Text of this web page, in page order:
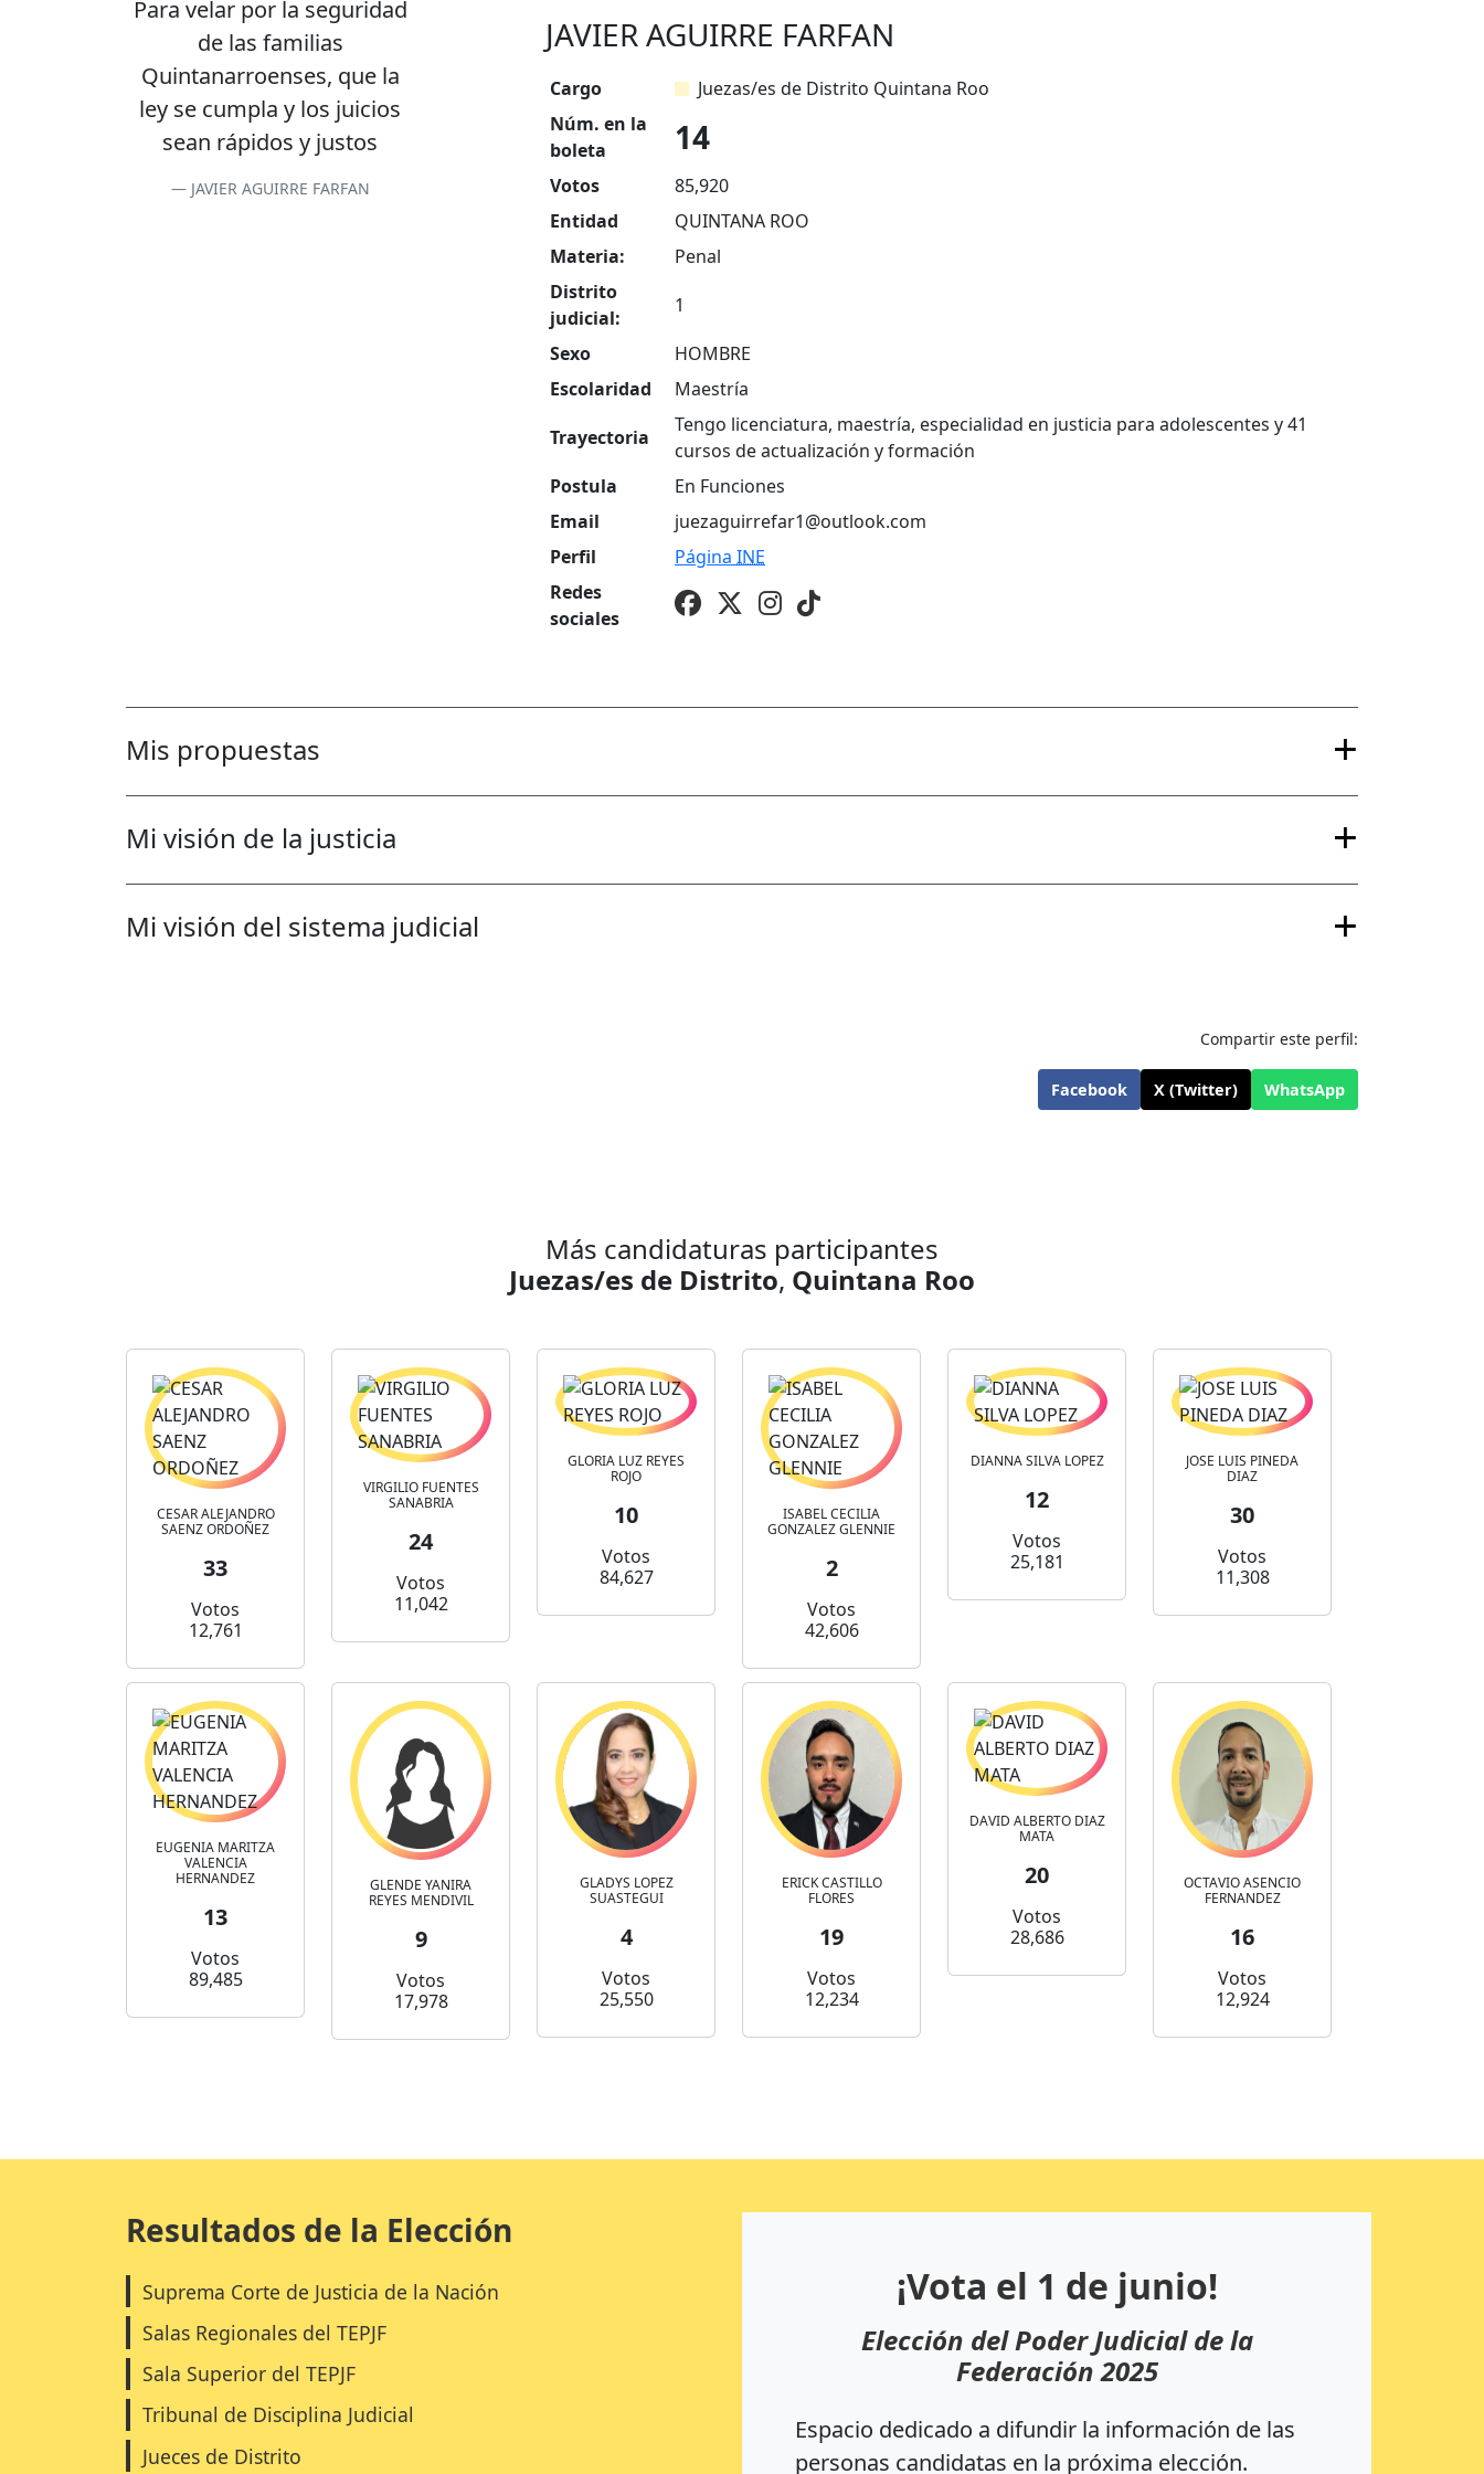
Para velar por la seguridad
de las familias
Quintanarroenses, que la
ley se cumpla y los juicios
sean rápidos y justos
JAVIER AGUIRRE FARFAN
JAVIER AGUIRRE FARFAN
Cargo
Juezas/es de Distrito Quintana Roo
Núm. en la
boleta
14
Votos
85,920
Entidad
QUINTANA ROO
Materia:
Penal
Distrito
judicial:
1
Sexo
HOMBRE
Escolaridad
Maestría
Trayectoria
Tengo licenciatura, maestría, especialidad en justicia para adolescentes y 41
cursos de actualización y formación
Postula
En Funciones
Email
juezaguirrefar1@outlook.com
Perfil
Página INE
Redes
sociales
Mis propuestas
Mi visión de la justicia
Mi visión del sistema judicial
Compartir este perfil:
Facebook X (Twitter) WhatsApp
Más candidaturas participantes
Juezas/es de Distrito, Quintana Roo
CESAR ALEJANDRO
SAENZ ORDOÑEZ
33
Votos
12,761
VIRGILIO FUENTES
SANABRIA
24
Votos
11,042
GLORIA LUZ REYES
ROJO
10
Votos
84,627
ISABEL CECILIA
GONZALEZ GLENNIE
2
Votos
42,606
DIANNA SILVA LOPEZ
12
Votos
25,181
JOSE LUIS PINEDA
DIAZ
30
Votos
11,308
EUGENIA MARITZA
VALENCIA
HERNANDEZ
13
Votos
89,485
GLENDE YANIRA
REYES MENDIVIL
9
Votos
17,978
GLADYS LOPEZ
SUASTEGUI
4
Votos
25,550
ERICK CASTILLO
FLORES
19
Votos
12,234
DAVID ALBERTO DIAZ
MATA
20
Votos
28,686
OCTAVIO ASENCIO
FERNANDEZ
16
Votos
12,924
Resultados de la Elección
Suprema Corte de Justicia de la Nación
Salas Regionales del TEPJF
Sala Superior del TEPJF
Tribunal de Disciplina Judicial
Jueces de Distrito
¡Vota el 1 de junio!
Elección del Poder Judicial de la
Federación 2025
Espacio dedicado a difundir la información de las
personas candidatas en la próxima elección.